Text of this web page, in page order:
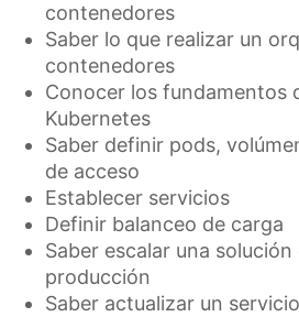
contenedores
Saber lo que realizar un
contenedores
Conocer los fundamentos
Kubernetes
Saber definir pods,
de acceso
Establecer servicios
Definir balanceo de carga
Saber escalar una solución
producción
Saber actualizar un